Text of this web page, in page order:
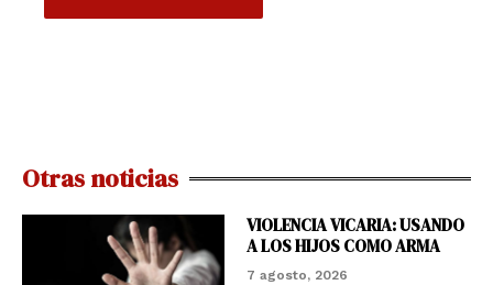
Otras noticias
VIOLENCIA VICARIA: USANDO
A LOS HIJOS COMO ARMA
7 agosto, 2026